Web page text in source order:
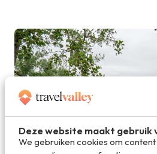
Deze website maakt gebruik
We gebruiken cookies om